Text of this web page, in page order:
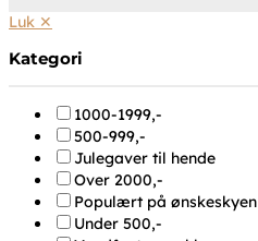
Luk ✕
Kategori
1000-1999,-
500-999,-
Julegaver til hende
Over 2000,-
Populært på ønskeskyen
Under 500,-